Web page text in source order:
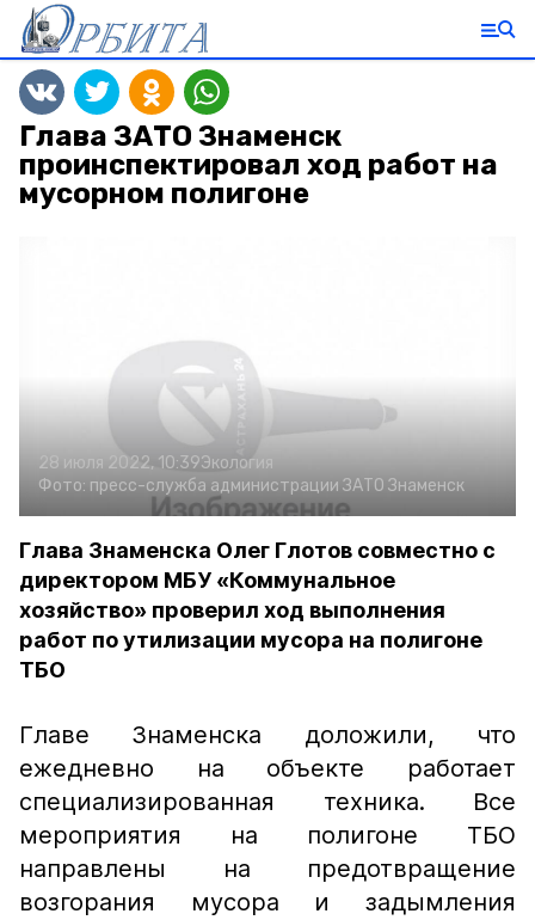
Глава ЗАТО Знаменск
проинспектировал ход работ на
мусорном полигоне
28 июля 2022, 10:39Экология
Фото: пресс-служба администрации ЗАТО Знаменск
Глава Знаменска Олег Глотов совместно с
директором МБУ «Коммунальное
хозяйство» проверил ход выполнения
работ по утилизации мусора на полигоне
ТБО
Главе Знаменска доложили, что
ежедневно на объекте работает
специализированная техника. Все
мероприятия на полигоне ТБО
направлены на предотвращение
возгорания мусора и задымления